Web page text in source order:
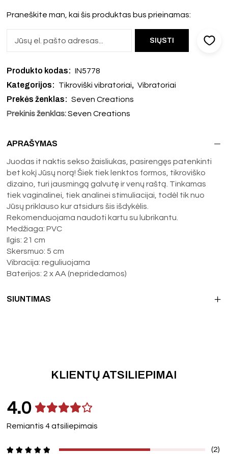
Praneškite man, kai šis produktas bus prieinamas:
Produkto kodas: IN5778
Kategorijos: Tikroviški vibratoriai, Vibratoriai
Prekės ženklas: Seven Creations
Prekinis ženklas: Seven Creations
APRAŠYMAS
Juodas it naktis sekso žaisliukas, pasirengęs patenkinti
bet kokį Jūsų norą! Šiek tiek lenktos formos, tikroviško
dizaino, turi jausmingą galvutę ir venų raštą. Tinkamas
tiek vaginalinei, tiek analinei stimuliacijai, todėl tik nuo
Jūsų priklauso kur atsidurs šis išdykėlis.
Rekomenduojama naudoti kartu su lubrikantu.
Medžiaga: PVC
Ilgis: 21 cm
Skersmuo: 5 cm
Vibracija: reguliuojama
Baterijos: 2 x AA (nepridedamos)
SIUNTIMAS
KLIENTŲ ATSILIEPIMAI
4.0
Remiantis 4 atsiliepimais
(2)